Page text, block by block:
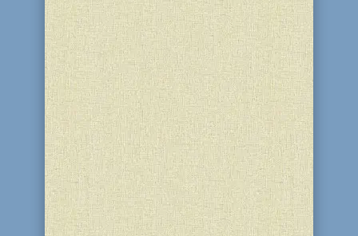
Діти – майбутнє нації, інтелектуальна
еліта, гордість, честь, надія і